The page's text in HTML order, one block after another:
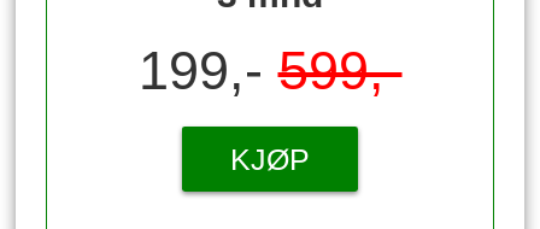
199,-599,-
KJØP